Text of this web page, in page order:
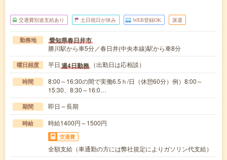
交通費別途支給あり 土日祝日が休み WEB登録OK 派遣
勤務地 愛知県春日井市
勝川駅から車5分／春日井(中央本線)駅から車8分
曜日頻度 平日 週4日勤務 （出勤日は応相談）
時間
8:00～16:30の間で実働6.5ｈ/日（休憩60分）例）8:00～
15:30、8:30～16:0…
期間 即日～長期
時給 時給1400円～1500円
交通費
全額支給（車通勤の方には弊社規定によりガソリン代支給）